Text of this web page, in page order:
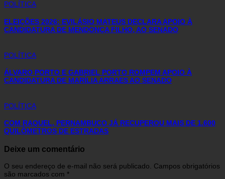
POLÍTICA
ELEIÇÕES 2026: EVILÁSIO MATEUS DECLARA APOIO À
CANDIDATURA DE MENDONÇA FILHO, AO SENADO
POLÍTICA
ÁLVARO PORTO E GABRIEL PORTO ROMPEM APOIO À
CANDIDATURA DE MARÍLIA ARRAES AO SENADO
POLÍTICA
COM RAQUEL, PERNAMBUCO JÁ RECUPEROU MAIS DE 1.600
QUILÔMETROS DE ESTRADAS
Deixe um comentário
O seu endereço de e-mail não será publicado. Campos obrigatórios
são marcados com *